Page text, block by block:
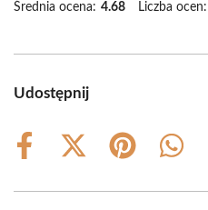
Średnia ocena: 4.68 Liczba ocen:
Udostępnij
Share
Share
(Twitter)
Share
Share